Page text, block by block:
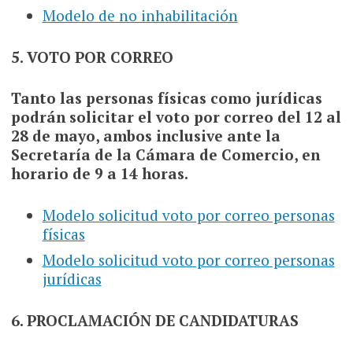
Modelo de no inhabilitación
5. VOTO POR CORREO
Tanto las personas físicas como jurídicas
podrán solicitar el voto por correo del 12 al
28 de mayo, ambos inclusive ante la
Secretaría de la Cámara de Comercio, en
horario de 9 a 14 horas.
Modelo solicitud voto por correo personas
físicas
Modelo solicitud voto por correo personas
jurídicas
6. PROCLAMACIÓN DE CANDIDATURAS